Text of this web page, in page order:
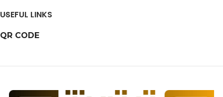
USEFUL LINKS
QR CODE